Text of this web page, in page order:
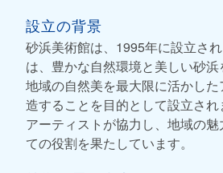
設立の背景
砂浜美術館は、1995年に設立さ
は、豊かな自然環境と美しい砂
地域の自然美を最大限に活かし
造することを目的として設立さ
アーティストが協力し、地域の
ての役割を果たしています。